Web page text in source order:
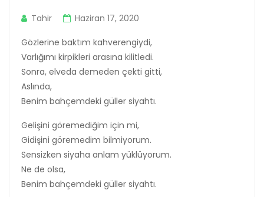
Tahir Haziran 17, 2020
Gözlerine baktım kahverengiydi,
Varlığımı kirpikleri arasına kilitledi.
Sonra, elveda demeden çekti gitti,
Aslında,
Benim bahçemdeki güller siyahtı.
Gelişini göremediğim için mi,
Gidişini göremedim bilmiyorum.
Sensizken siyaha anlam yüklüyorum.
Ne de olsa,
Benim bahçemdeki güller siyahtı.